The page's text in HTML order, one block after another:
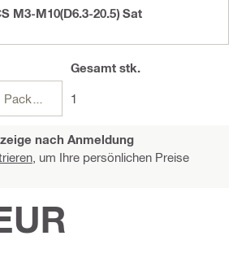
M3-M10(D6.3-20.5) Sat
Packungen
Gesamtstk.
1
nach Anmeldung
um Ihre persönlichen Preise